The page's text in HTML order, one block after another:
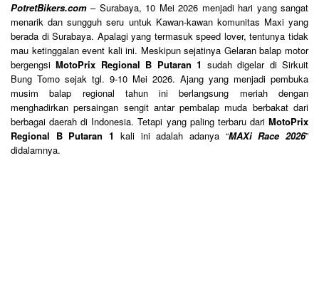
PotretBikers.com – Surabaya, 10 Mei 2026 menjadi hari yang sangat
menarik dan sungguh seru untuk Kawan-kawan komunitas Maxi yang
berada di Surabaya. Apalagi yang termasuk speed lover, tentunya tidak
mau ketinggalan event kali ini. Meskipun sejatinya Gelaran balap motor
bergengsiMotoPrix Regional B Putaran 1 sudah digelar di Sirkuit
Bung Tomo sejak tgl. 9-10 Mei 2026. Ajang yang menjadi pembuka
musim balap regional tahun ini berlangsung meriah dengan
menghadirkan persaingan sengit antar pembalap muda berbakat dari
berbagai daerah di Indonesia. Tetapi yang paling terbaru dari MotoPrix
Regional B Putaran 1 kali ini adalah adanya “MAXi Race 2026”
didalamnya.